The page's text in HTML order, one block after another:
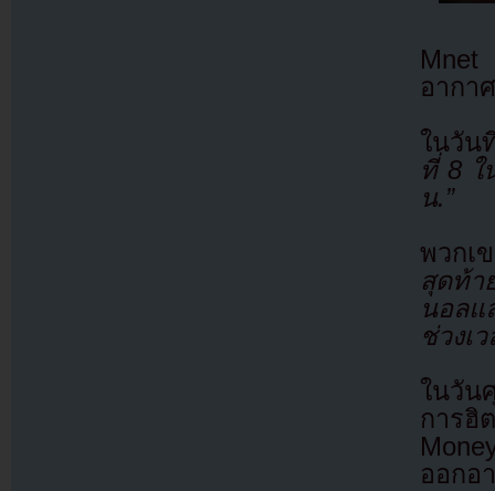
Mnet
อากา
ในวัน
ที่ 8 ใ
น.”
พวก
สุดท้
นอลแ
ช่วงเ
ในวัน
การฮิ
ออกอ